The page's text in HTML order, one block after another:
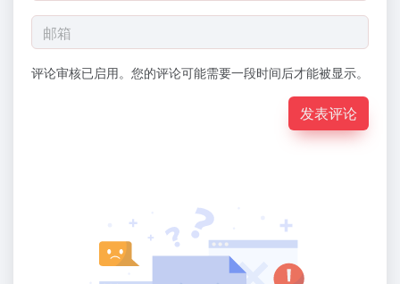
评论审核已启用。您的评论可能需要一段时间后才能被显示。
发表评论